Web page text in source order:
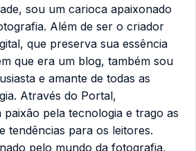
sou um carioca apaixonado
Além de ser o criador
que preserva sua essência
que era um blog, também sou
e amante de todas as
Através do Portal,
pela tecnologia e trago as
tendências para os leitores.
pelo mundo da fotografia,